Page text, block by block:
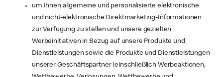
um Ihnen allgemeine und personalisierte elektronische
und nicht-elektronische Direktmarketing-Informationen
zur Verfügung zu stellen und unsere gezielten
Werbeinitiativen in Bezug auf unsere Produkte und
Dienstleistungen sowie die Produkte und Dienstleistungen
unserer Geschäftspartner (einschließlich Werbeaktionen,